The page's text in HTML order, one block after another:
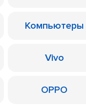
Компьютеры
Vivo
OPPO